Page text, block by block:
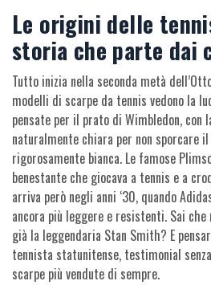
Le origini delle
storia che parte dai
Tutto inizia nella seconda metà
modelli di scarpe da tennis vedono la
pensate per il prato di Wimbledon, con
naturalmente chiara per non sporcare
rigorosamente bianca. Le famose
benestante che giocava a tennis e a
arriva però negli anni ‘30, quando
ancora più leggere e resistenti. Sai che
già la leggendaria Stan Smith? E
tennista statunitense, testimonial
scarpe più vendute di sempre.